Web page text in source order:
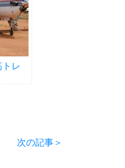
Day
トレ
次の記事＞